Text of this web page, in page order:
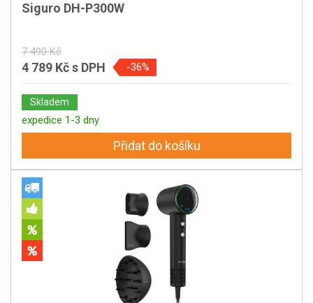
Siguro DH-P300W
7 490 Kč
4 789 Kčs DPH -36%
Skladem
expedice 1-3 dny
Přidat do košíku